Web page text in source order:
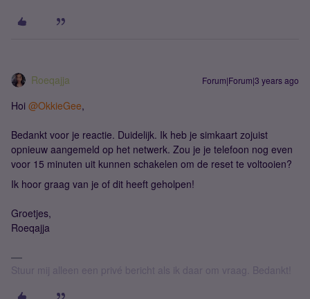
Roeqajja Forum|Forum|3 years ago
Hoi @OkkieGee,
Bedankt voor je reactie. Duidelijk. Ik heb je simkaart zojuist
opnieuw aangemeld op het netwerk. Zou je je telefoon nog even
voor 15 minuten uit kunnen schakelen om de reset te voltooien?
Ik hoor graag van je of dit heeft geholpen!
Groetjes,
Roeqajja
Stuur mij alleen een privé bericht als ik daar om vraag. Bedankt!